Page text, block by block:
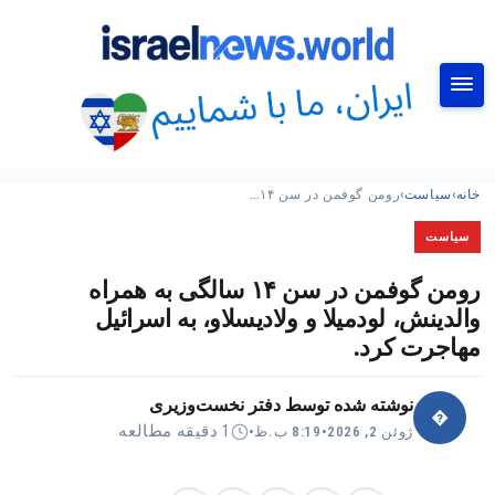
خانه›سیاست›رومن گوفمن در سن ۱۴…
سیاست
رومن گوفمن در سن ۱۴ سالگی به همراه
والدینش، لودمیلا و ولادیسلاو، به اسرائیل
مهاجرت کرد.
�
نوشته شده توسط دفتر نخست‌وزیری
ژوئن 2, 2026 • 8:19 ب.ظ • 1 دقیقه مطالعه